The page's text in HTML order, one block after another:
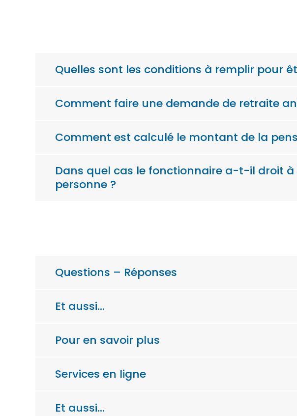
Quelles sont les conditions à remplir pour
Comment faire une demande de retraite
Comment est calculé le montant de la
Dans quel cas le fonctionnaire a-t-il droit
personne ?
Questions – Réponses
Et aussi…
Pour en savoir plus
Services en ligne
Et aussi…